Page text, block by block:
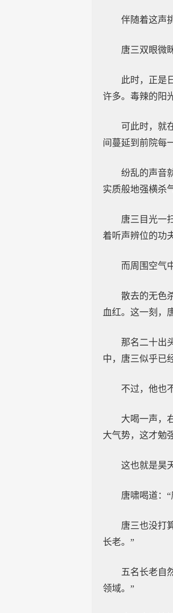
伴随着这声
唐三双眼微
此时，正是
许多。毒辣的阳
可此时，就
间蔓延到前院每
纷乱的声音
实质般地强横杀
唐三目光一
着听声辨位的功
而周围空气
散去的无色
血红。这一刻，
那名二十出
中，唐三似乎已
不过，他也
大喝一声，
大气势，这才勉
这也就是昊
唐啸喝道：
唐三也没打
长老。”
五名长老自
领域。”